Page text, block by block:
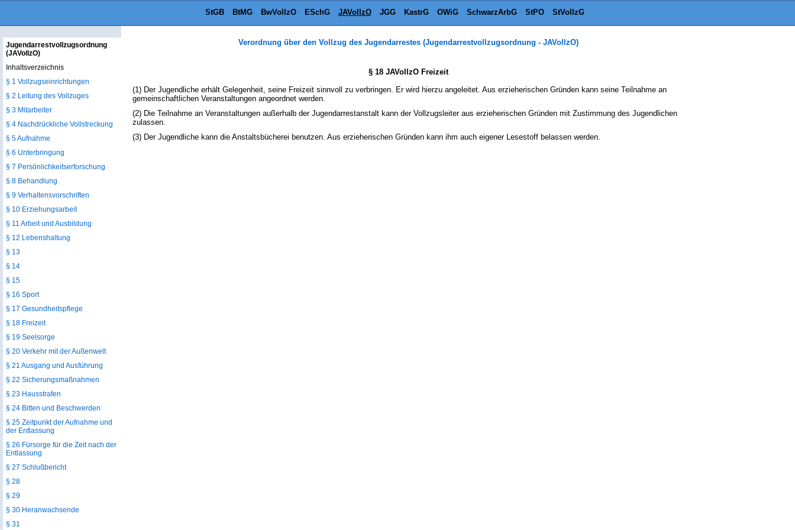
StGB BtMG BwVollzO ESchG JAVollzO JGG KastrG OWiG SchwarzArbG StPO StVollzG
Verordnung über den Vollzug des Jugendarrestes (Jugendarrestvollzugsordnung - JAVollzO)
§ 18 JAVollzO Freizeit
(1) Der Jugendliche erhält Gelegenheit, seine Freizeit sinnvoll zu verbringen. Er wird hierzu angeleitet. Aus erzieherischen Gründen kann seine Teilnahme an
gemeinschaftlichen Veranstaltungen angeordnet werden.
(2) Die Teilnahme an Veranstaltungen außerhalb der Jugendarrestanstalt kann der Vollzugsleiter aus erzieherischen Gründen mit Zustimmung des Jugendlichen
zulassen.
(3) Der Jugendliche kann die Anstaltsbücherei benutzen. Aus erzieherischen Gründen kann ihm auch eigener Lesestoff belassen werden.
Jugendarrestvollzugsordnung
(JAVollzO)
Inhaltsverzeichnis
§ 1 Vollzugseinrichtungen
§ 2 Leitung des Vollzuges
§ 3 Mitarbeiter
§ 4 Nachdrückliche Vollstreckung
§ 5 Aufnahme
§ 6 Unterbringung
§ 7 Persönlichkeitserforschung
§ 8 Behandlung
§ 9 Verhaltensvorschriften
§ 10 Erziehungsarbeit
§ 11 Arbeit und Ausbildung
§ 12 Lebenshaltung
§ 13
§ 14
§ 15
§ 16 Sport
§ 17 Gesundheitspflege
§ 18 Freizeit
§ 19 Seelsorge
§ 20 Verkehr mit der Außenwelt
§ 21 Ausgang und Ausführung
§ 22 Sicherungsmaßnahmen
§ 23 Hausstrafen
§ 24 Bitten und Beschwerden
§ 25 Zeitpunkt der Aufnahme und
der Entlassung
§ 26 Fürsorge für die Zeit nach der
Entlassung
§ 27 Schlußbericht
§ 28
§ 29
§ 30 Heranwachsende
§ 31